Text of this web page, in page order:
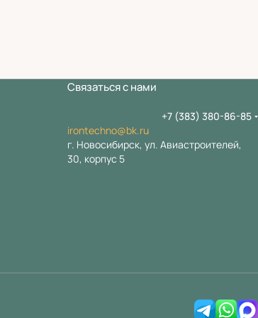
Связаться с нами
+7 (383) 380-86-85
irontechno@bk.ru
г. Новосибирск, ул. Авиастроителей,
30, корпус 5